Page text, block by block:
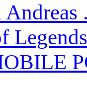
Legends